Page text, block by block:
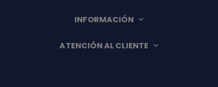
INFORMACIÓN
ATENCIÓN AL CLIENTE